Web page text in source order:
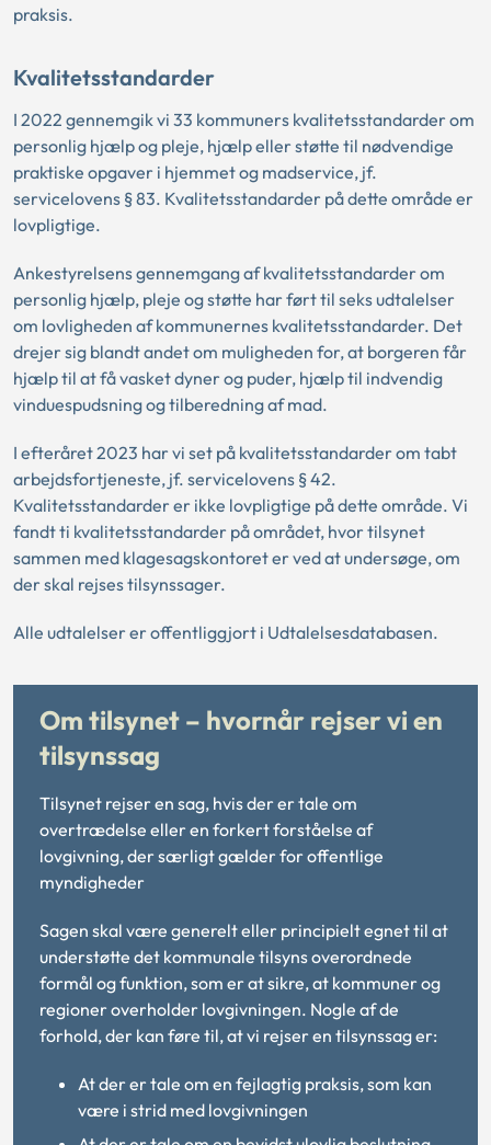
praksis.
Kvalitetsstandarder
I 2022 gennemgik vi 33 kommuners kvalitetsstandarder om
personlig hjælp og pleje, hjælp eller støtte til nødvendige
praktiske opgaver i hjemmet og madservice, jf.
servicelovens § 83. Kvalitetsstandarder på dette område er
lovpligtige.
Ankestyrelsens gennemgang af kvalitetsstandarder om
personlig hjælp, pleje og støtte har ført til seks udtalelser
om lovligheden af kommunernes kvalitetsstandarder. Det
drejer sig blandt andet om muligheden for, at borgeren får
hjælp til at få vasket dyner og puder, hjælp til indvendig
vinduespudsning og tilberedning af mad.
I efteråret 2023 har vi set på kvalitetsstandarder om tabt
arbejdsfortjeneste, jf. servicelovens § 42.
Kvalitetsstandarder er ikke lovpligtige på dette område. Vi
fandt ti kvalitetsstandarder på området, hvor tilsynet
sammen med klagesagskontoret er ved at undersøge, om
der skal rejses tilsynssager.
Alle udtalelser er offentliggjort i Udtalelsesdatabasen.
Om tilsynet – hvornår rejser vi en
tilsynssag
Tilsynet rejser en sag, hvis der er tale om
overtrædelse eller en forkert forståelse af
lovgivning, der særligt gælder for offentlige
myndigheder
Sagen skal være generelt eller principielt egnet til at
understøtte det kommunale tilsyns overordnede
formål og funktion, som er at sikre, at kommuner og
regioner overholder lovgivningen. Nogle af de
forhold, der kan føre til, at vi rejser en tilsynssag er:
At der er tale om en fejlagtig praksis, som kan
være i strid med lovgivningen